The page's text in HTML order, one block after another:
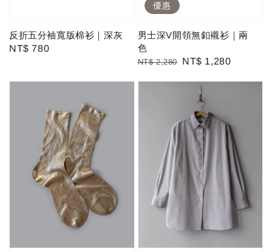
反折五分袖寬版棉衫｜深灰
Regular
NT$ 780
優惠
男士深V開領無釦襯衫｜兩
色
Regular
NT$ 2,280
Sale
NT$ 1,280